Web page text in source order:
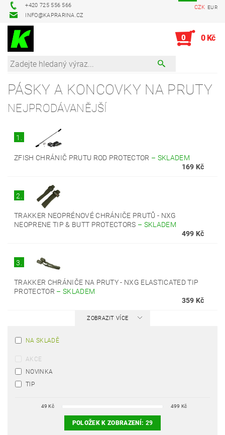
+420 725 556 566
INFO@KAPRARINA.CZ
CZK EUR
0 0 Kč
PÁSKY A KONCOVKY NA PRUTY
NEJPRODÁVANĚJŠÍ
1.
ZFISH CHRÁNIČ PRUTU ROD PROTECTOR – SKLADEM
169 Kč
2.
TRAKKER NEOPRÉNOVÉ CHRÁNIČE PRUTŮ - NXG
NEOPRENE TIP & BUTT PROTECTORS – SKLADEM
499 Kč
3.
TRAKKER CHRÁNIČE NA PRUTY - NXG ELASTICATED TIP
PROTECTOR – SKLADEM
359 Kč
ZOBRAZIT VÍCE
NA SKLADĚ
AKCE
NOVINKA
TIP
49 Kč 499 Kč
POLOŽEK K ZOBRAZENÍ: 29